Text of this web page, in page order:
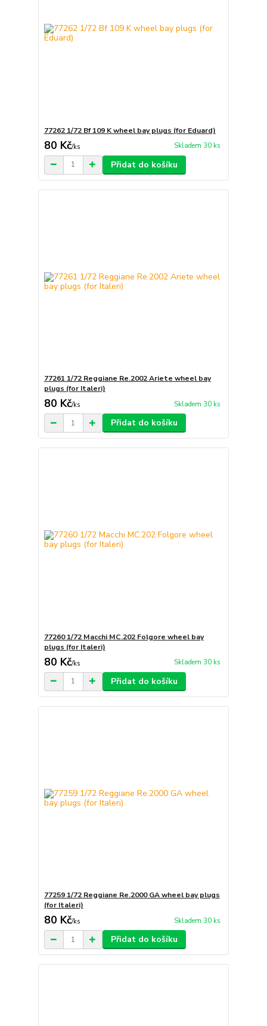
77262 1/72 Bf 109 K wheel bay plugs (for Eduard)
80 Kč/ks Skladem 30 ks
Přidat do košíku
77261 1/72 Reggiane Re.2002 Ariete wheel bay
plugs (for Italeri)
80 Kč/ks Skladem 30 ks
Přidat do košíku
77260 1/72 Macchi MC.202 Folgore wheel bay
plugs (for Italeri)
80 Kč/ks Skladem 30 ks
Přidat do košíku
77259 1/72 Reggiane Re.2000 GA wheel bay plugs
(for Italeri)
80 Kč/ks Skladem 30 ks
Přidat do košíku